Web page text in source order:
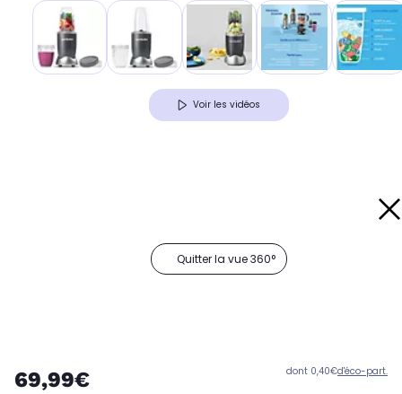
Voir les vidéos
Quitter la vue 360°
69,99€ dont 0,40€d'éco-part.